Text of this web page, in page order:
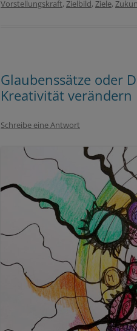
Vorstellungskraft, Zielbild, Ziele,
Glaubenssätze oder
Kreativität verändern
Schreibe eine Antwort